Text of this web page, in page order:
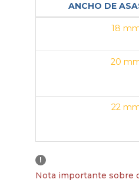
ANCHO DE
18
20
22
!
Nota importante sobre